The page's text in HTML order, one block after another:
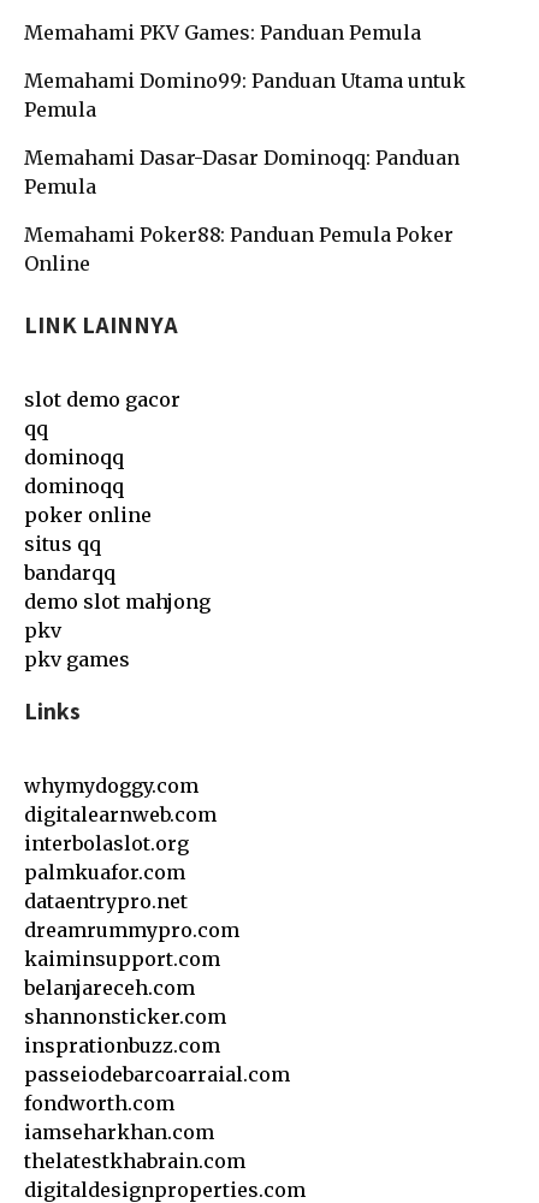
Memahami PKV Games: Panduan Pemula
Memahami Domino99: Panduan Utama untuk
Pemula
Memahami Dasar-Dasar Dominoqq: Panduan
Pemula
Memahami Poker88: Panduan Pemula Poker
Online
LINK LAINNYA
slot demo gacor
qq
dominoqq
dominoqq
poker online
situs qq
bandarqq
demo slot mahjong
pkv
pkv games
Links
whymydoggy.com
digitalearnweb.com
interbolaslot.org
palmkuafor.com
dataentrypro.net
dreamrummypro.com
kaiminsupport.com
belanjareceh.com
shannonsticker.com
insprationbuzz.com
passeiodebarcoarraial.com
fondworth.com
iamseharkhan.com
thelatestkhabrain.com
digitaldesignproperties.com